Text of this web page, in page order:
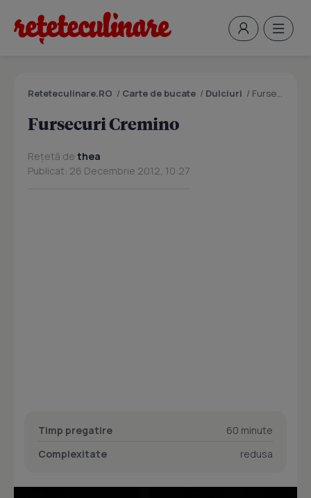
Reteteculinare.RO / Carte de bucate / Dulciuri / Fursecuri Cremino
Fursecuri Cremino
Rețetă de thea
Publicat: 26 Decembrie 2012, 10:27
Timp pregatire
60 minute
Complexitate
redusa